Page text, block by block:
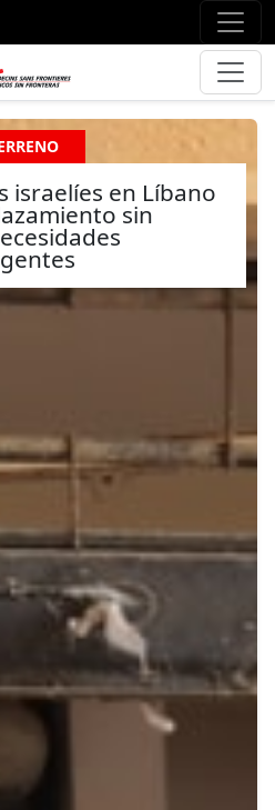
Ir
israelíes en Líbano
sin